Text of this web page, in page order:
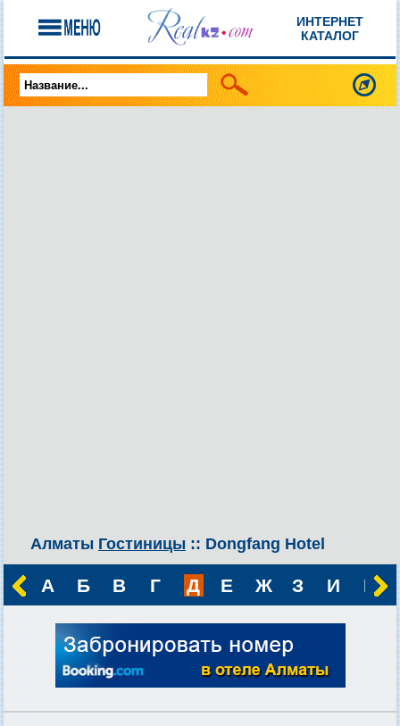
ИНТЕРНЕТ
КАТАЛОГ
Алматы Гостиницы :: Dongfang Hotel
А Б В Г Д Е Ж З И К